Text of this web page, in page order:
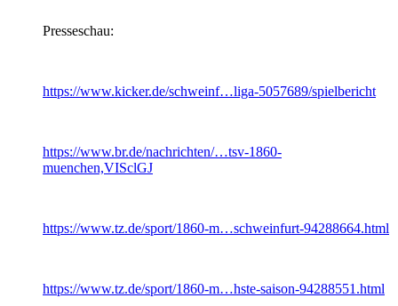
Presseschau:
https://www.kicker.de/schweinf…liga-5057689/spielbericht
https://www.br.de/nachrichten/…tsv-1860-
muenchen,VISclGJ
https://www.tz.de/sport/1860-m…schweinfurt-94288664.html
https://www.tz.de/sport/1860-m…hste-saison-94288551.html